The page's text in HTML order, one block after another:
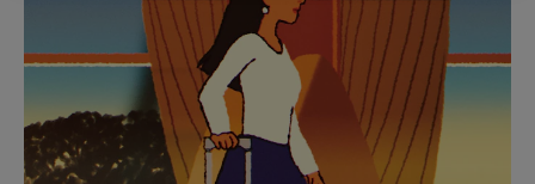
NIET
GEPAUZEERD,
DRUK
OP
VAN
DE
VIDEO
IS
SELECTIE VAN GESCHENKEN
Ontdek de perfecte metgezel
voor elke reis